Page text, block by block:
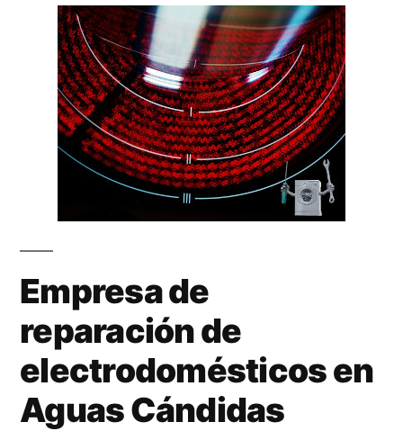
Empresa de
reparación de
electrodomésticos en
Aguas Cándidas